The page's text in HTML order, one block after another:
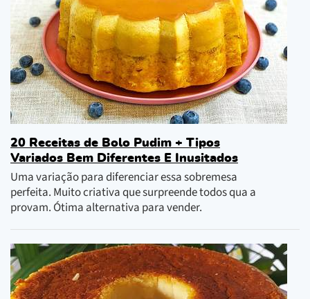
20 Receitas de Bolo Pudim + Tipos
Variados Bem Diferentes E Inusitados
Uma variação para diferenciar essa sobremesa
perfeita. Muito criativa que surpreende todos qua a
provam. Ótima alternativa para vender.